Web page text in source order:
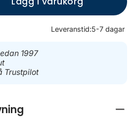
Leveranstid:5-7 dagar
1997
Trustpilot